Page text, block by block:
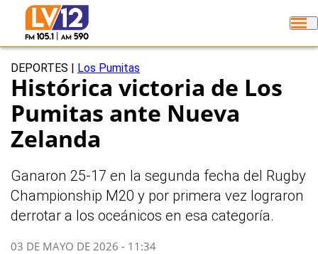
DEPORTES Los Pumitas
Histórica victoria de Los
Pumitas ante Nueva
Zelanda
Ganaron 25-17 en la segunda fecha del Rugby
Championship M20 y por primera vez lograron
derrotar a los oceánicos en esa categoría.
03 DE MAYO DE 2026 - 11:34